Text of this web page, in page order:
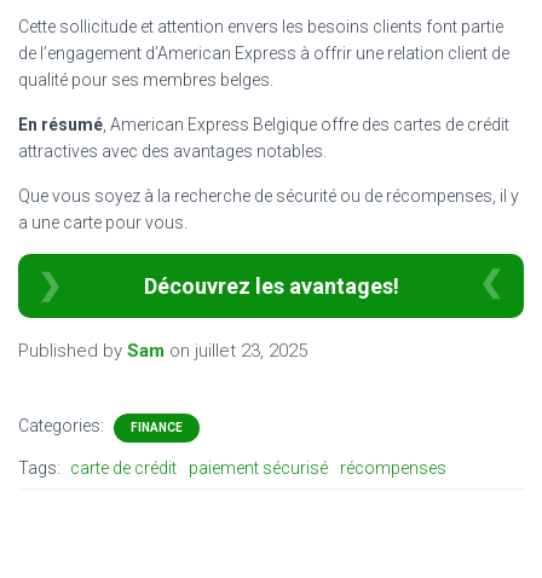
Cette sollicitude et attention envers les besoins clients font partie
de l’engagement d’American Express à offrir une relation client de
qualité pour ses membres belges.
En résumé , American Express Belgique offre des cartes de crédit
attractives avec des avantages notables.
Que vous soyez à la recherche de sécurité ou de récompenses, il y
a une carte pour vous.
Découvrez les avantages!
Published by Sam on juillet 23, 2025
Categories: FINANCE
Tags: carte de crédit paiement sécurisé récompenses